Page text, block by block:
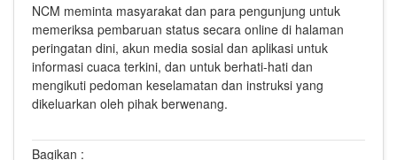
NCM meminta masyarakat dan para pengunjung untuk
memeriksa pembaruan status secara online di halaman
peringatan dini, akun media sosial dan aplikasi untuk
informasi cuaca terkini, dan untuk berhati-hati dan
mengikuti pedoman keselamatan dan instruksi yang
dikeluarkan oleh pihak berwenang.
Bagikan :